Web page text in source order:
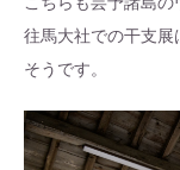
往馬大社での干支
そうです。